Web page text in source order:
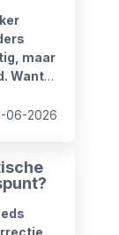
maar
Want
werk
06-2026